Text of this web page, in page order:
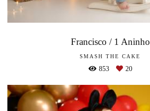
Francisco / 1 Aninho
SMASH THE CAKE
853 20